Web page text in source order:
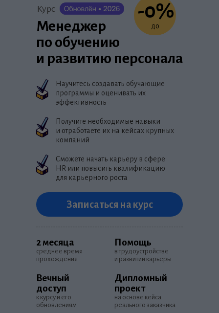
Записаться на курс
2 месяца
среднее время
прохождения
Вечный
доступ
к курсу и его
обновлениям
Дипломный
проект
на основе кейса
реального заказчика
Помощь
в трудоустройстве
и развитии карьеры
Курс
Менеджер
по обучению
и развитию персонала
Научитесь создавать обучающие
программы и оценивать их
эффективность
Получите необходимые навыки
и отработаете их на кейсах крупных
компаний
Сможете начать карьеру в сфере
HR или повысить квалификацию
для карьерного роста
-0%
до
? ? ?
5 935 открытых
на
ресурсах по
Зарплата от 100 000
в среднем
подготовка
2 месяца
по
навыки, разрабатывает программу